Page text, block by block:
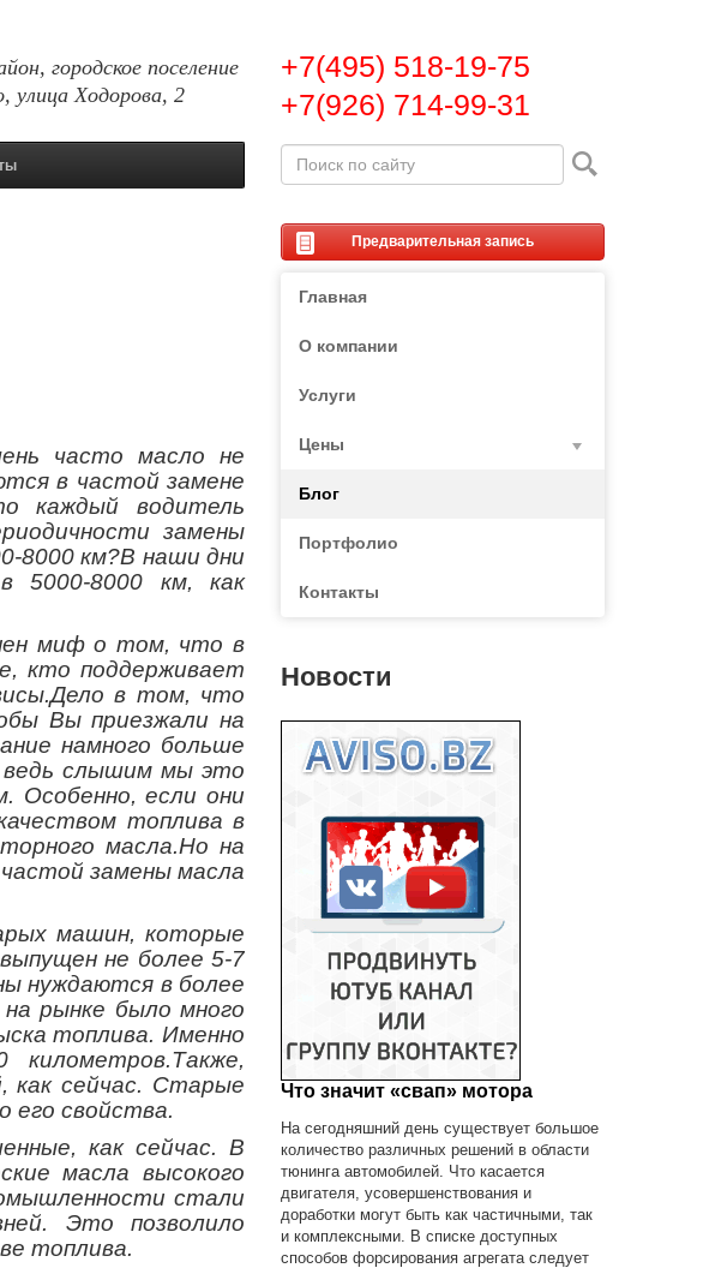
городское поселение
улица Ходорова, 2
+7(495) 518-19-75
+7(926) 714-99-31
часто масло не
в частой замене
каждый водитель
замены
8000 км?В наши дни
5000-8000 км, как
миф о том, что в
кто поддерживает
в том, что
Вы приезжали на
намного больше
ведь слышим мы это
Особенно, если они
топлива в
масла.Но на
замены масла
машин, которые
не более 5-7
нуждаются в более
рынке было много
топлива. Именно
как сейчас. Старые
его свойства.
как сейчас. В
масла высокого
стали
Это позволило
топлива.
Предварительная запись
Главная
О компании
Услуги
Цены
Блог
Портфолио
Контакты
Новости
Что значит «свап» мотора
На сегодняшний день существует большое
количество различных решений в области
тюнинга автомобилей. Что касается
двигателя, усовершенствования и
доработки могут быть как частичными, так
и комплексными. В списке доступных
способов форсирования агрегата следует